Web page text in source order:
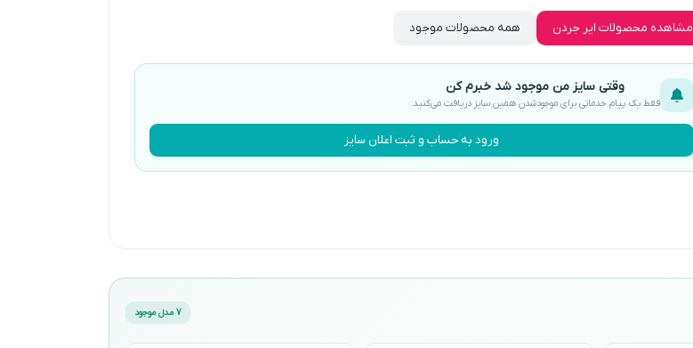
مشاهده محصولات ایر جردن همه محصولات موجود
وقتی سایز من موجود شد خبرم کن
فقط یک پیام خدماتی برای موجودشدن همین سایز دریافت می‌کنید.
ورود به حساب و ثبت اعلان سایز
7 مدل موجود